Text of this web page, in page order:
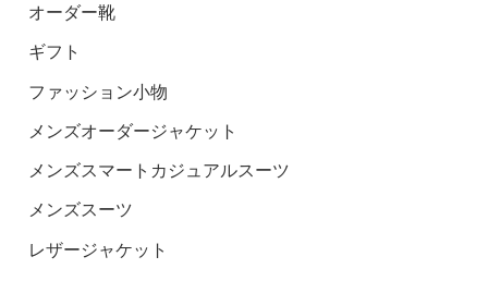
オーダー靴
ギフト
ファッション小物
メンズオーダージャケット
メンズスマートカジュアルスーツ
メンズスーツ
レザージャケット